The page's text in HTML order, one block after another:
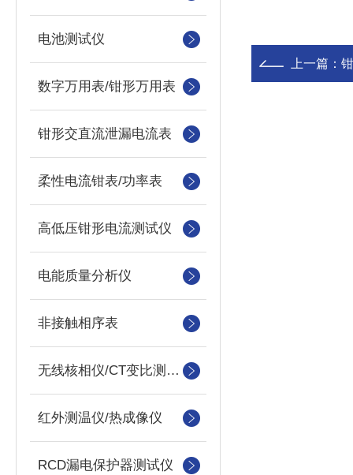
电池测试仪
数字万用表/钳形万用表
钳形交直流泄漏电流表
柔性电流钳表/功率表
高低压钳形电流测试仪
电能质量分析仪
非接触相序表
无线核相仪/CT变比测试仪
红外测温仪/热成像仪
RCD漏电保护器测试仪
上一篇：